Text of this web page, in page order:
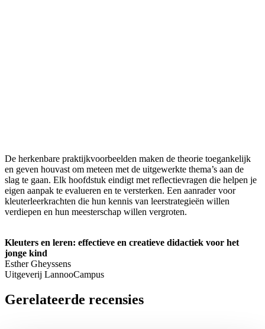
De herkenbare praktijkvoorbeelden maken de theorie toegankelijk
en geven houvast om meteen met de uitgewerkte thema’s aan de
slag te gaan. Elk hoofdstuk eindigt met reflectievragen die helpen je
eigen aanpak te evalueren en te versterken. Een aanrader voor
kleuterleerkrachten die hun kennis van leerstrategieën willen
verdiepen en hun meesterschap willen vergroten.
Kleuters en leren: effectieve en creatieve didactiek voor het
jonge kind
Esther Gheyssens
Uitgeverij LannooCampus
Gerelateerde recensies